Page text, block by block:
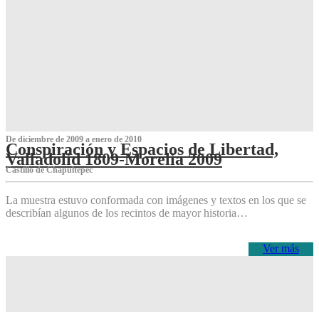
De diciembre de 2009 a enero de 2010
Conspiración y Espacios de Libertad,
Valladolid 1809-Morelia 2009
Castillo de Chapultepec
La muestra estuvo conformada con imágenes y textos en los que se
describían algunos de los recintos de mayor historia…
Ver más